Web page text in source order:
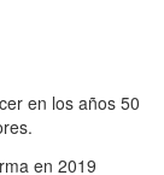
en los años 50